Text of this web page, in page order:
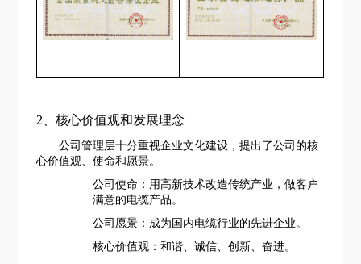
2、核心价值观和发展理念
公司管理层十分重视企业文化建设，提出了公司的核
心价值观、使命和愿景。
公司使命：用高新技术改造传统产业，做客户
满意的电缆产品。
公司愿景：成为国内电缆行业的先进企业。
核心价值观：和谐、诚信、创新、奋进。